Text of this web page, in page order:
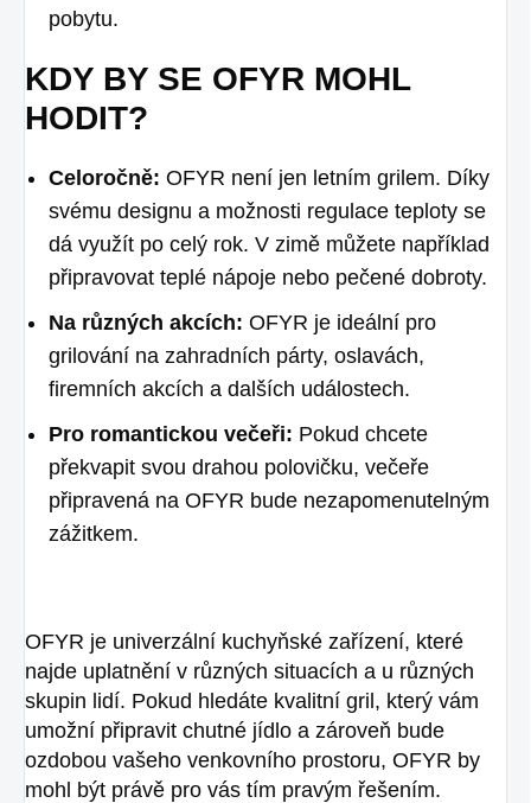
pobytu.
KDY BY SE OFYR MOHL
HODIT?
Celoročně: OFYR není jen letním grilem. Díky
svému designu a možnosti regulace teploty se
dá využít po celý rok. V zimě můžete například
připravovat teplé nápoje nebo pečené dobroty.
Na různých akcích: OFYR je ideální pro
grilování na zahradních párty, oslavách,
firemních akcích a dalších událostech.
Pro romantickou večeři: Pokud chcete
překvapit svou drahou polovičku, večeře
připravená na OFYR bude nezapomenutelným
zážitkem.
OFYR je univerzální kuchyňské zařízení, které
najde uplatnění v různých situacích a u různých
skupin lidí. Pokud hledáte kvalitní gril, který vám
umožní připravit chutné jídlo a zároveň bude
ozdobou vašeho venkovního prostoru, OFYR by
mohl být právě pro vás tím pravým řešením.